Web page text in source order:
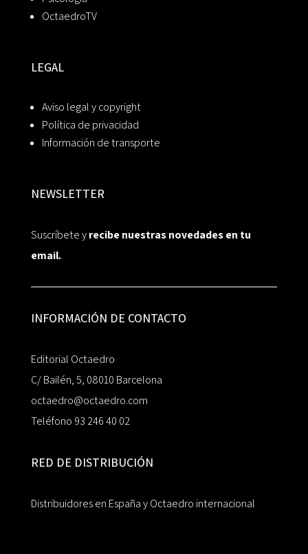
OctaedroTV
LEGAL
Aviso legal y copyright
Política de privacidad
Información de transporte
NEWSLETTER
Suscríbete yrecibe nuestras novedades en tu
email.
INFORMACIÓN DE CONTACTO
Editorial Octaedro
C/ Bailén, 5, 08010 Barcelona
octaedro@octaedro.com
Teléfono 93 246 40 02
RED DE DISTRIBUCIÓN
Distribuidores en España y Octaedro internacional